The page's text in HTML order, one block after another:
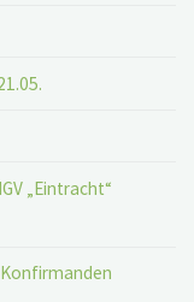
„Eintracht“